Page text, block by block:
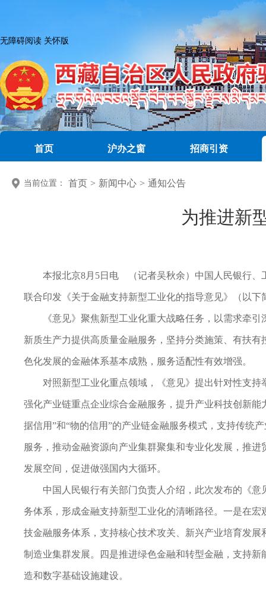
无障碍阅读 关怀版
首页 沪办之窗 招商引资
当前位置： 首页 > 新闻中心 > 通知公告
为推进新
本报北京8月5日电 （记者吴秋余）中国人民银行、
联合印发《关于金融支持新型工业化的指导意见》（以下
《意见》聚焦新型工业化重大战略任务，以需求牵
新质生产力提供高质量金融服务，坚持分类施策、有扶
色化发展的金融体系基本成熟，服务适配性有效增强。
对照新型工业化重点领域，《意见》提出针对性支
强化产业链重点企业综合金融服务，提升产业科技创新
据信用”和“物的信用”的产业链金融服务模式，支持传统
服务，推动金融资源向产业集群聚集和专业化发展，推
发展空间，促进做强国内大循环。
中国人民银行有关部门负责人介绍，此次发布的《
务体系，形成金融支持新型工业化的清晰路径。一是在
技金融服务体系，支持核心技术攻关、新兴产业培育发
制造业集群发展。四是推进绿色金融和转型金融，支持
造和数字基础设施建设。